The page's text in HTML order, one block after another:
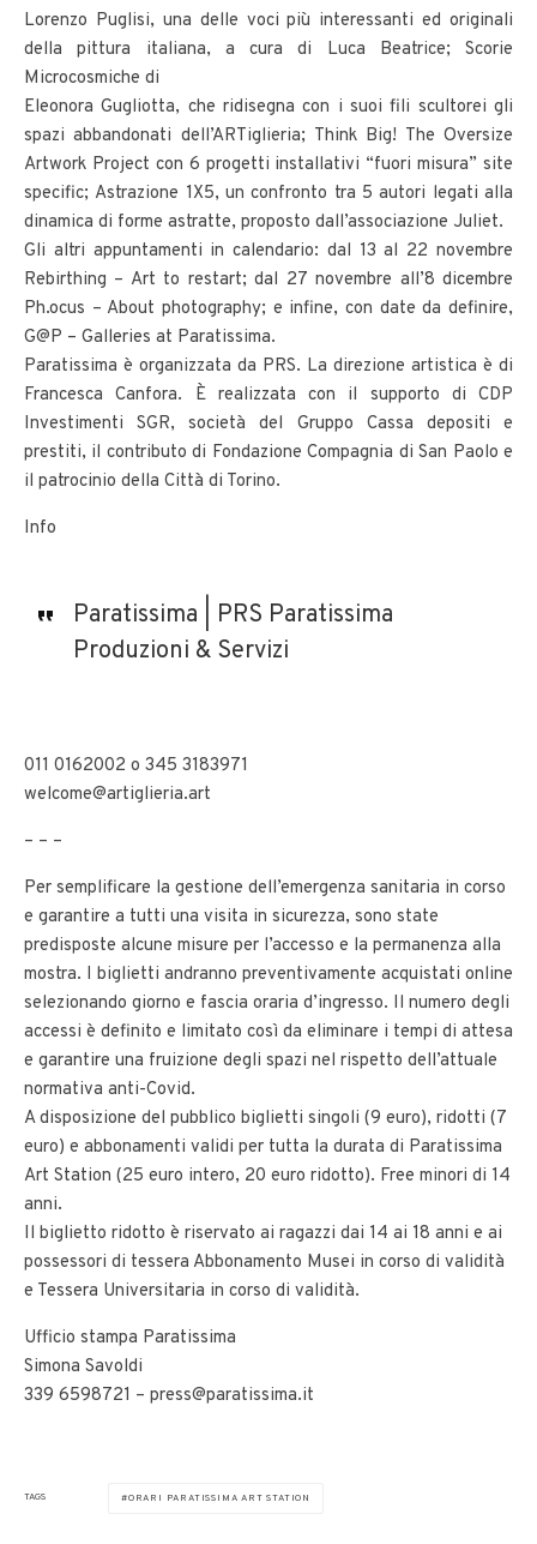
Lorenzo Puglisi, una delle voci più interessanti ed originali
della pittura italiana, a cura di Luca Beatrice; Scorie
Microcosmiche di
Eleonora Gugliotta, che ridisegna con i suoi fili scultorei gli
spazi abbandonati dell’ARTiglieria; Think Big! The Oversize
Artwork Project con 6 progetti installativi “fuori misura” site
specific; Astrazione 1X5, un confronto tra 5 autori legati alla
dinamica di forme astratte, proposto dall’associazione Juliet.
Gli altri appuntamenti in calendario: dal 13 al 22 novembre
Rebirthing – Art to restart; dal 27 novembre all’8 dicembre
Ph.ocus – About photography; e infine, con date da definire,
G@P – Galleries at Paratissima.
Paratissima è organizzata da PRS. La direzione artistica è di
Francesca Canfora. È realizzata con il supporto di CDP
Investimenti SGR, società del Gruppo Cassa depositi e
prestiti, il contributo di Fondazione Compagnia di San Paolo e
il patrocinio della Città di Torino.
Info
Paratissima | PRS Paratissima
Produzioni & Servizi
011 0162002 o 345 3183971
welcome@artiglieria.art
– – –
Per semplificare la gestione dell’emergenza sanitaria in corso
e garantire a tutti una visita in sicurezza, sono state
predisposte alcune misure per l’accesso e la permanenza alla
mostra. I biglietti andranno preventivamente acquistati online
selezionando giorno e fascia oraria d’ingresso. Il numero degli
accessi è definito e limitato così da eliminare i tempi di attesa
e garantire una fruizione degli spazi nel rispetto dell’attuale
normativa anti-Covid.
A disposizione del pubblico biglietti singoli (9 euro), ridotti (7
euro) e abbonamenti validi per tutta la durata di Paratissima
Art Station (25 euro intero, 20 euro ridotto). Free minori di 14
anni.
Il biglietto ridotto è riservato ai ragazzi dai 14 ai 18 anni e ai
possessori di tessera Abbonamento Musei in corso di validità
e Tessera Universitaria in corso di validità.
Ufficio stampa Paratissima
Simona Savoldi
339 6598721 – press@paratissima.it
TAGS ORARI PARATISSIMA ART STATION